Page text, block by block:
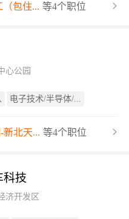
包住... 等4个职位
心公园
电子技术/半导体/...
新北天... 等4个职位
科技
济开发区